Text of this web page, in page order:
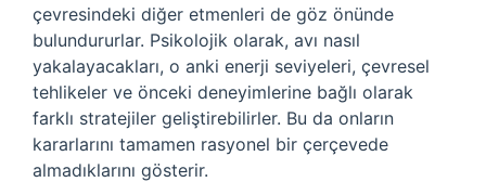
çevresindeki diğer etmenleri de göz önünde
bulundururlar. Psikolojik olarak, avı nasıl
yakalayacakları, o anki enerji seviyeleri, çevresel
tehlikeler ve önceki deneyimlerine bağlı olarak
farklı stratejiler geliştirebilirler. Bu da onların
kararlarını tamamen rasyonel bir çerçevede
almadıklarını gösterir.